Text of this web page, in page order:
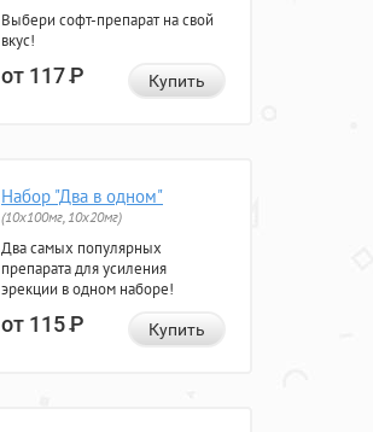
Выбери софт-препарат на свой
вкус!
от 117Р Купить
Набор "Два в одном"
(10x100мг, 10x20мг)
Два самых популярных
препарата для усиления
эрекции в одном наборе!
от 115Р Купить